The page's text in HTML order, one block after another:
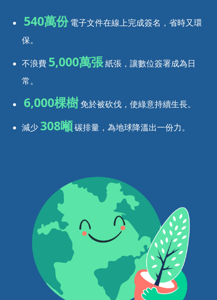
540萬份 電子文件在線上完成簽名，省時又環
保。
不浪費 5,000萬張紙張，讓數位簽署成為日
常。
6,000棵樹免於被砍伐，使綠意持續生長。
減少 308噸碳排量，為地球降溫出一份力。